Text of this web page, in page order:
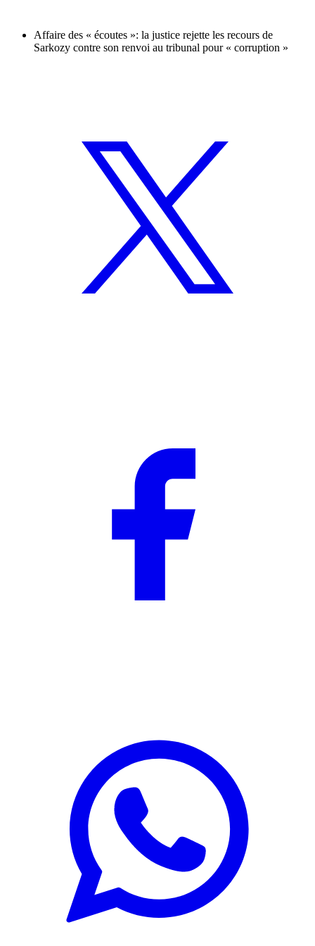
Affaire des « écoutes »: la justice rejette les recours de
Sarkozy contre son renvoi au tribunal pour « corruption »